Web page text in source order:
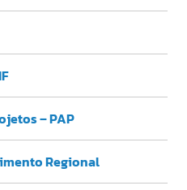
– PAP
Regional